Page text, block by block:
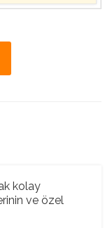
kolay
ve özel